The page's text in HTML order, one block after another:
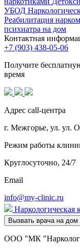
УБОД
Реабилитация
психиатра на дом
Контактная
+7 (903) 438-05-06
Получите
время
Адрес call-центра
г. Межгорье, ул. ул.
Режим работы
Круглосуточно, 24/7
Email
info@my-clinic.ru
Наркологическая
Вызвать врача на дом
ООО "МК